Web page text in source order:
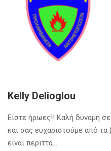
Kelly Delioglou
Είστε ήρωες!! Καλή δύναμη
και σας ευχαριστούμε από
είναι περιττά…